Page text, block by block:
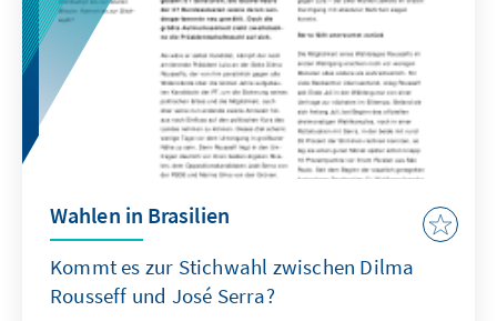
Wahlen in Brasilien
Kommt es zur Stichwahl zwischen Dilma
Rousseff und José Serra?